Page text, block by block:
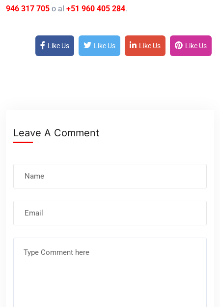
946 317 705 o al +51 960 405 284.
Like Us Like Us Like Us Like Us
Leave A Comment